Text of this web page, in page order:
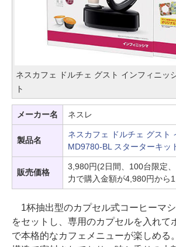
ネスカフェ ドルチェ グスト インフィニッ
ト
メーカー名 ネスレ
製品名
ネスカフェ ドルチェ グスト
MD9780-BL スターターキッ
販売価格
3,980円(2日間、100台限定
力で購入金額が4,980円から
1杯抽出型のカプセル式コーヒーマ
をセットし、専用のカプセルを入れて
で本格的なカフェメニューが楽しめる